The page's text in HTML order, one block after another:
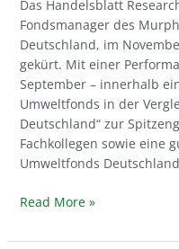
Das Handelsblatt
Fondsmanager des
Deutschland, im
gekürt. Mit einer
September – innerhalb
Umweltfonds in der
Deutschland“ zur
Fachkollegen sowie eine
Umweltfonds
Read More »